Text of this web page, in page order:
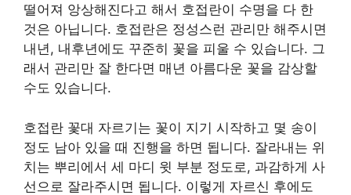
떨어져 앙상해진다고 해서 호접란이 수명을 다 한
것은 아닙니다. 호접란은 정성스런 관리만 해주시면
내년, 내후년에도 꾸준히 꽃을 피울 수 있습니다. 그
래서 관리만 잘 한다면 매년 아름다운 꽃을 감상할
수도 있습니다.
호접란 꽃대 자르기는 꽃이 지기 시작하고 몇 송이
정도 남아 있을 때 진행을 하면 됩니다. 잘라내는 위
치는 뿌리에서 세 마디 윗 부분 정도로, 과감하게 사
선으로 잘라주시면 됩니다. 이렇게 자르신 후에도